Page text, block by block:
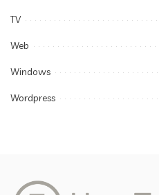
TV
Web
Windows
Wordpress